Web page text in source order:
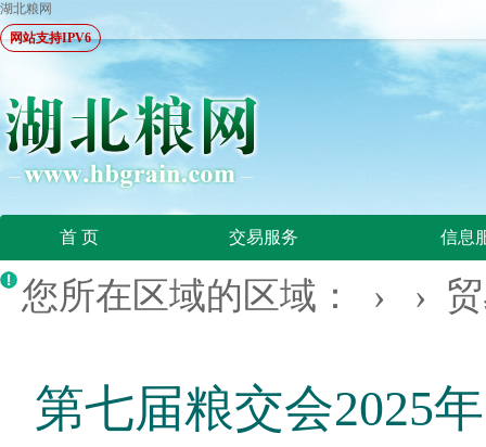
湖北粮网
网站支持IPV6
首 页 交易服务 信息
您所在区域的区域： › ›
第七届粮交会2025